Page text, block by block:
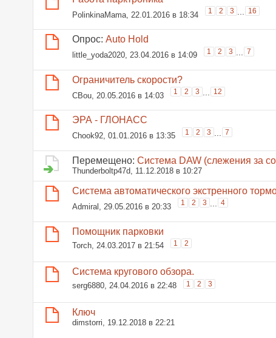
PolinkinaMama, 22.01.2016 в 18:34 1 2 3 ... 16
Опрос: Auto Hold
little_yoda2020, 23.04.2016 в 14:09 1 2 3 7
Ограничитель скорости?
CBou, 20.05.2016 в 14:03 1 2 3 ... 12
ЭРА - ГЛОНАСС
Chook92, 01.01.2016 в 13:35 1 2 3 7
Перемещено: Система DAW (слежения за
Thunderboltp47d , 11.12.2018 в 10:27
Система автоматического экстренного
Admiral , 29.05.2016 в 20:33 1 2 3 ... 4
Помощник парковки
Torch, 24.03.2017 в 21:54 1 2
Система кругового обзора.
serg6880, 24.04.2016 в 22:48 1 2 3
Ключ
dimstorri , 19.12.2018 в 22:21